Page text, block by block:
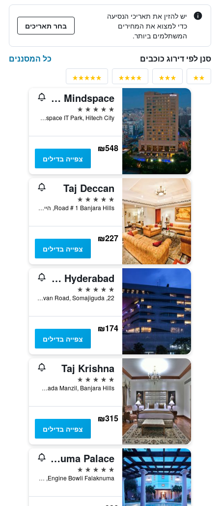
יש להזין את תאריכי הנסיעה
כדי למצוא את המחירים
המשתלמים ביותר.
בחר תאריכים
סנן לפי דירוג כוכבים כל המסננים
The Westin Hyderabad Mindspace
5 כוכבים
Mindspace IT Park, Hitech City, היידרבד, הודו
₪548
צפייה בדילים
Taj Deccan
5 כוכבים
Road # 1 Banjara Hills, היידרבד, הודו
₪227
צפייה בדילים
The Park Hyderabad
5 כוכבים
22, Rajbhavan Road, Somajiguda, היידרבד, הודו
₪174
צפייה בדילים
Taj Krishna
5 כוכבים
Rd Number 1, Mada Manzil, Banjara Hills, היידרבד, הודו
₪315
צפייה בדילים
Taj Falaknuma Palace
5 כוכבים
Engine Bowli Falaknuma, היידרבד, הודו